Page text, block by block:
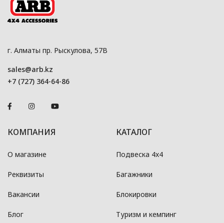
г. Алматы пр. Рыскулова, 57В
sales@arb.kz
+7 (727) 364-64-86
КОМПАНИЯ
О магазине
Реквизиты
Вакансии
Блог
КАТАЛОГ
Подвеска 4x4
Багажники
Блокировки
Туризм и кемпинг